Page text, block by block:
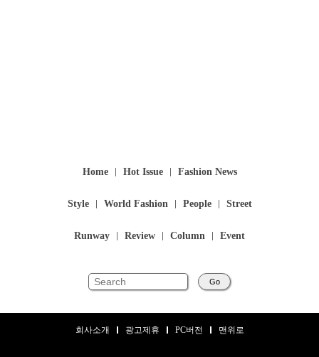
Home Hot Issue Fashion News
Style World Fashion People Street
Runway Review Column Event
Go
회사소개 광고제휴 PC버전 맨위로